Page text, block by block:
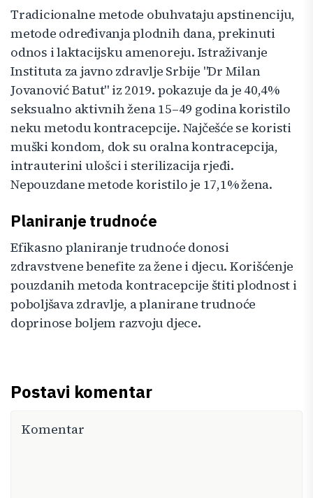
Tradicionalne metode obuhvataju apstinenciju,
metode određivanja plodnih dana, prekinuti
odnos i laktacijsku amenoreju. Istraživanje
Instituta za javno zdravlje Srbije "Dr Milan
Jovanović Batut" iz 2019. pokazuje da je 40,4%
seksualno aktivnih žena 15–49 godina koristilo
neku metodu kontracepcije. Najčešće se koristi
muški kondom, dok su oralna kontracepcija,
intrauterini ulošci i sterilizacija rjeđi.
Nepouzdane metode koristilo je 17,1% žena.
Planiranje trudnoće
Efikasno planiranje trudnoće donosi
zdravstvene benefite za žene i djecu. Korišćenje
pouzdanih metoda kontracepcije štiti plodnost i
poboljšava zdravlje, a planirane trudnoće
doprinose boljem razvoju djece.
Postavi komentar